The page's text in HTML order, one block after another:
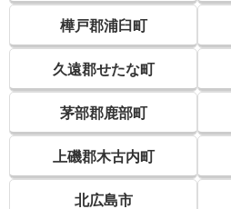
樺戸郡浦臼町
久遠郡せたな町
茅部郡鹿部町
上磯郡木古内町
北広島市